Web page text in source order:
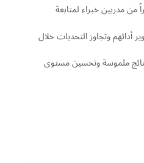
مدربين خبراء لمتابعة
أدائهم وتجاوز التحديات خلال
ملموسة وتحسين مستوى